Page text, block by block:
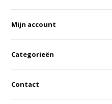
Mijn account
Categorieën
Contact